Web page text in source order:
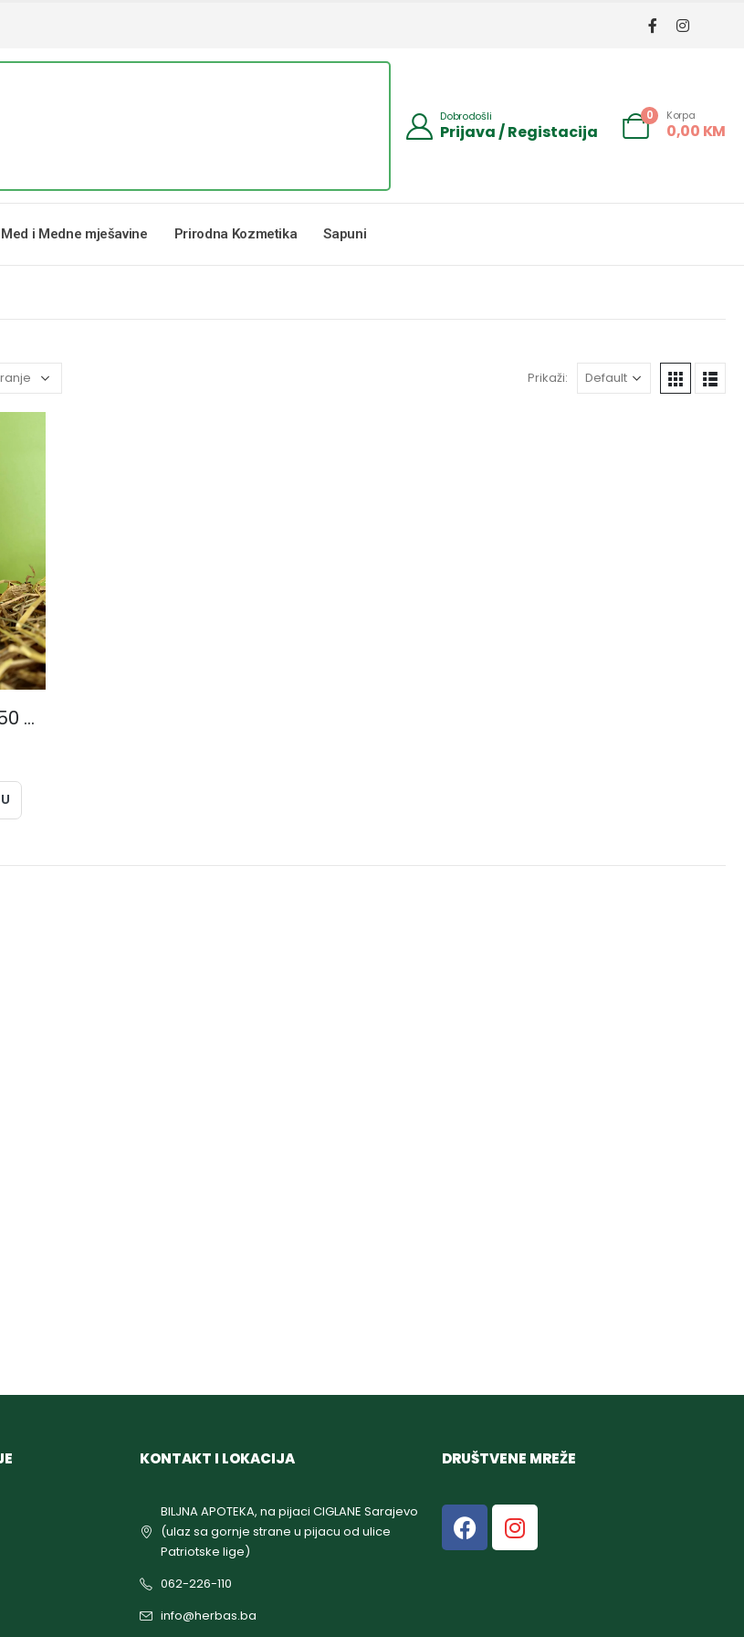
Dobrodošli
Prijava / Registacija
0 Korpa
0,00 KM
Med i Medne mješavine Prirodna Kozmetika Sapuni
Prikaži:
MASLINA LIST, čaj 50 gr.
KONTAKT I LOKACIJA
BILJNA APOTEKA, na pijaci CIGLANE Sarajevo
(ulaz sa gornje strane u pijacu od ulice
Patriotske lige)
062-226-110
info@herbas.ba
DRUŠTVENE MREŽE